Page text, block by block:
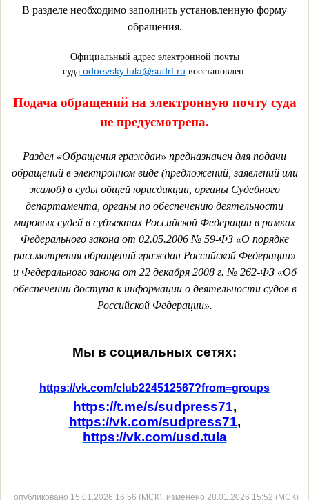
В разделе необходимо заполнить установленную форму
обращения.
Официальный адрес электронной почты
суда odoevsky.tula@sudrf.ru восстановлен.
Подача обращений на электронную почту суда
не предусмотрена.
Раздел «Обращения граждан» предназначен для подачи
обращений в электронном виде (предложений, заявлений или
жалоб) в суды общей юрисдикции, органы Судебного
департамента, органы по обеспечению деятельности
мировых судей в субъектах Российской Федерации в рамках
Федерального закона от 02.05.2006 № 59-ФЗ «О порядке
рассмотрения обращений граждан Российской Федерации»
и Федерального закона от 22 декабря 2008 г. № 262-ФЗ «Об
обеспечении доступа к информации о деятельности судов в
Российской Федерации».
Мы в социальных сетях:
https://vk.com/club224512567?from=groups
https://t.me/s/sudpress71,
https://vk.com/sudpress71,
https://vk.com/usd.tula
опубликовано 15.01.2026 16:56 (МСК), изменено 28.01.2026 15:52 (МСК)